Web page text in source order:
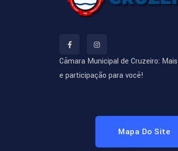
Câmara Municipal de Cruzeiro:
e participação para você!
Mapa Do Site